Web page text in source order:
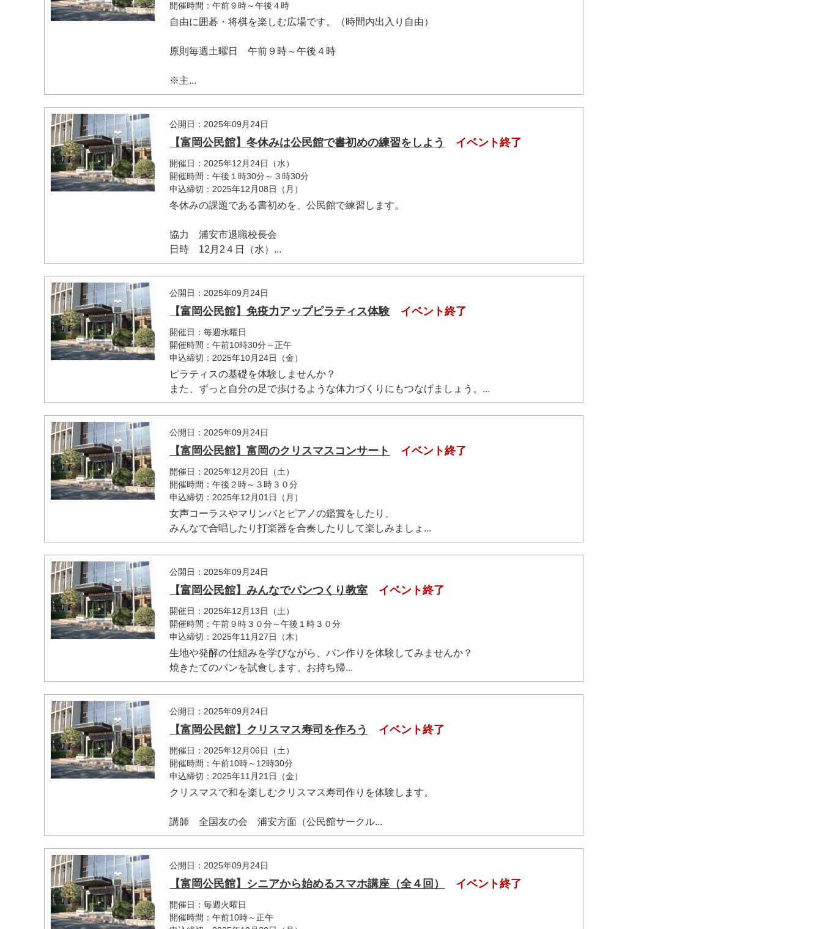
開催時間：午前９時～午後４時
自由に囲碁・将棋を楽しむ広場です。（時間内出入り自由）
原則毎週土曜日 午前９時～午後４時
※主...
公開日：2025年09月24日
【富岡公民館】冬休みは公民館で書初めの練習をしよう イベント終了
開催日：2025年12月24日（水）
開催時間：午後１時30分～３時30分
申込締切：2025年12月08日（月）
冬休みの課題である書初めを、公民館で練習します。
協力 浦安市退職校長会
日時 12月2４日（水）...
公開日：2025年09月24日
【富岡公民館】免疫力アップピラティス体験 イベント終了
開催日：毎週水曜日
開催時間：午前10時30分～正午
申込締切：2025年10月24日（金）
ピラティスの基礎を体験しませんか？
また、ずっと自分の足で歩けるような体力づくりにもつなげましょう。...
公開日：2025年09月24日
【富岡公民館】富岡のクリスマスコンサート イベント終了
開催日：2025年12月20日（土）
開催時間：午後２時～３時３０分
申込締切：2025年12月01日（月）
女声コーラスやマリンバとピアノの鑑賞をしたり、
みんなで合唱したり打楽器を合奏したりして楽しみましょ...
公開日：2025年09月24日
【富岡公民館】みんなでパンつくり教室 イベント終了
開催日：2025年12月13日（土）
開催時間：午前９時３０分～午後１時３０分
申込締切：2025年11月27日（木）
生地や発酵の仕組みを学びながら、パン作りを体験してみませんか？
焼きたてのパンを試食します。お持ち帰...
公開日：2025年09月24日
【富岡公民館】クリスマス寿司を作ろう イベント終了
開催日：2025年12月06日（土）
開催時間：午前10時～12時30分
申込締切：2025年11月21日（金）
クリスマスで和を楽しむクリスマス寿司作りを体験します。
講師 全国友の会 浦安方面（公民館サークル...
公開日：2025年09月24日
【富岡公民館】シニアから始めるスマホ講座（全４回） イベント終了
開催日：毎週火曜日
開催時間：午前10時～正午